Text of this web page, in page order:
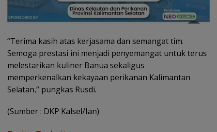
“Terima kasih atas kerjasama dan semangat tim.
Semoga prestasi ini menjadi penyemangat untuk terus
melestarikan kuliner Banua sekaligus
memperkenalkan kekayaan perikanan Kalimantan
Selatan,” pungkas Rusdi.
(Sumber : DKP Kalsel/Ian)